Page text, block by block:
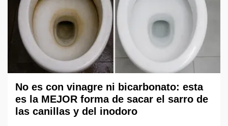
No es con vinagre ni bicarbonato: esta
es la MEJOR forma de sacar el sarro de
las canillas y del inodoro